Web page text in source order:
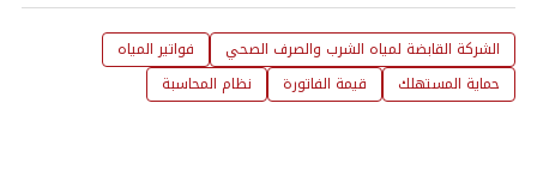
الشركة القابضة لمياه الشرب والصرف الصحي
فواتير المياه
حماية المستهلك
قيمة الفاتورة نظام المحاسبة